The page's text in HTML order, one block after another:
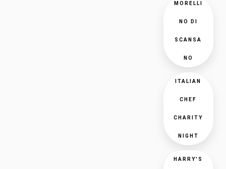
MORELLI
NO DI
SCANSA
NO
ITALIAN
CHEF
CHARITY
NIGHT
HARRY'S